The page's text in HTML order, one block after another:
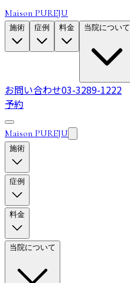
Maison PUREJU
施術 症例 料金 当院について
お問い合わせ03-3289-1222
予約
Maison PUREJU
施術
症例
料金
当院について